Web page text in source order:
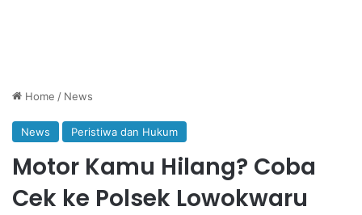
Home / News
News Peristiwa dan Hukum
Motor Kamu Hilang? Coba
Cek ke Polsek Lowokwaru